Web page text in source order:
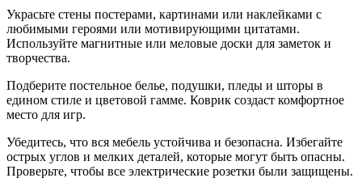
Украсьте стены постерами, картинами или наклейками с
любимыми героями или мотивирующими цитатами.
Используйте магнитные или меловые доски для заметок и
творчества.
Подберите постельное белье, подушки, пледы и шторы в
едином стиле и цветовой гамме. Коврик создаст комфортное
место для игр.
Убедитесь, что вся мебель устойчива и безопасна. Избегайте
острых углов и мелких деталей, которые могут быть опасны.
Проверьте, чтобы все электрические розетки были защищены.